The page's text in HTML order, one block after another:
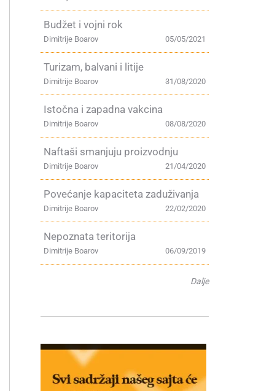
Budžet i vojni rok
05/05/2021
Dimitrije Boarov
Turizam, balvani i litije
31/08/2020
Dimitrije Boarov
Istočna i zapadna vakcina
08/08/2020
Dimitrije Boarov
Naftaši smanjuju proizvodnju
21/04/2020
Dimitrije Boarov
Povećanje kapaciteta zaduživanja
22/02/2020
Dimitrije Boarov
Nepoznata teritorija
06/09/2019
Dimitrije Boarov
Dalje